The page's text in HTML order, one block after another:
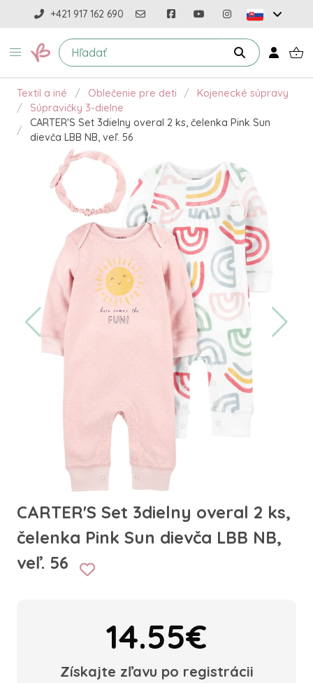
+421 917 162 690
Textil a iné Oblečenie pre deti
Kojenecké súpravy
Súpravičky 3-dielne
CARTER'S Set 3dielny overal 2 ks, čelenka Pink Sun
dievča LBB NB, veľ. 56
CARTER'S Set 3dielny overal 2 ks,
čelenka Pink Sun dievča LBB NB,
veľ. 56
14.55€
Získajte zľavu po registrácii